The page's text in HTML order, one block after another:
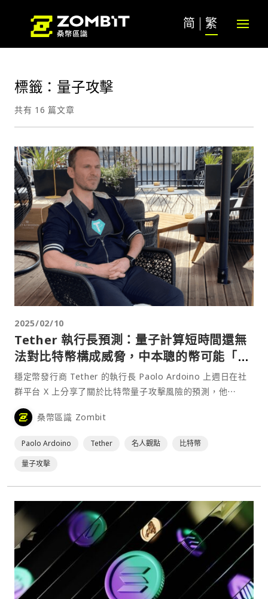
简 繁
標籤：量子攻擊
共有 16 篇文章
2025/02/10
Tether 執行長預測：量子計算短時間還無
法對比特幣構成威脅，中本聰的幣可能「重
新流通」
穩定幣發行商 Tether 的執行長 Paolo Ardoino 上週日在社
群平台 X 上分享了關於比特幣量子攻擊風險的預測，他⋯
桑幣區識 Zombit
Paolo Ardoino Tether 名人觀點
比特幣
量子攻擊